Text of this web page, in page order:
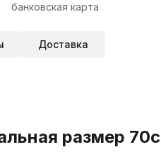
банковская карта
Доставка
размер